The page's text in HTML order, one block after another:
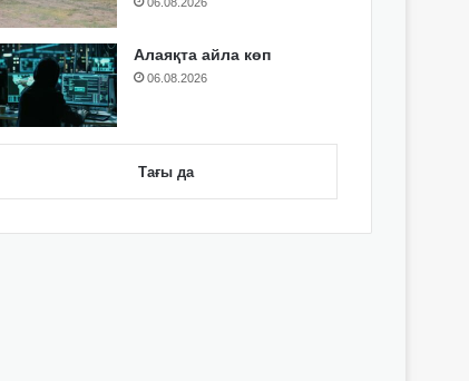
Алаяқта айла көп
06.08.2026
Тағы да